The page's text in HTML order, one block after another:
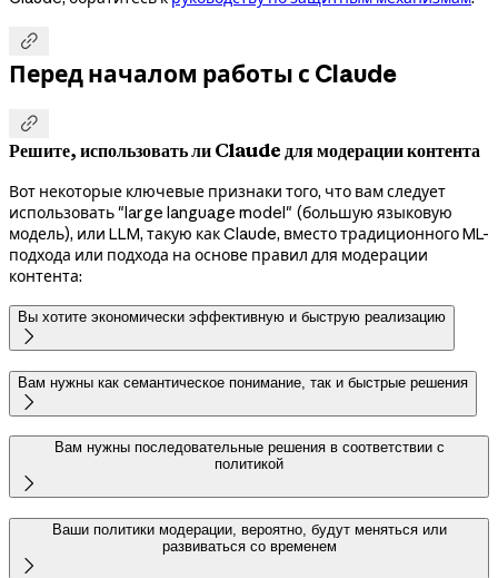

Перед началом работы с Claude

Решите, использовать ли Claude для модерации контента
Вот некоторые ключевые признаки того, что вам следует
использовать "large language model" (большую языковую
модель), или LLM, такую как Claude, вместо традиционного ML-
подхода или подхода на основе правил для модерации
контента:
Вы хотите экономически эффективную и быструю реализацию

Вам нужны как семантическое понимание, так и быстрые решения

Вам нужны последовательные решения в соответствии с
политикой

Ваши политики модерации, вероятно, будут меняться или
развиваться со временем
